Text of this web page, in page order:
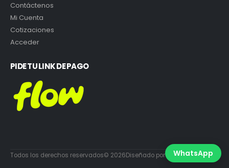
Contáctenos
Mi Cuenta
Cotizaciones
Acceder
PIDE TU LINK DE PAGO
Todos los derechos reservados© 2026Diseñado por DiabloEstudio.cl
WhatsApp